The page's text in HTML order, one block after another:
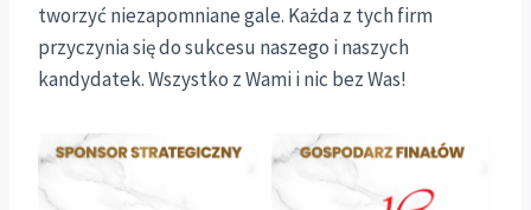
tworzyć niezapomniane gale. Każda z tych firm
przyczynia się do sukcesu naszego i naszych
kandydatek. Wszystko z Wami i nic bez Was!